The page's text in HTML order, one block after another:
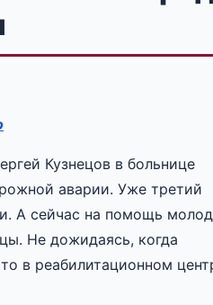
Кузнецов в больнице
аварии. Уже третий
А сейчас на помощь
Не дожидаясь, когда
в реабилитационном